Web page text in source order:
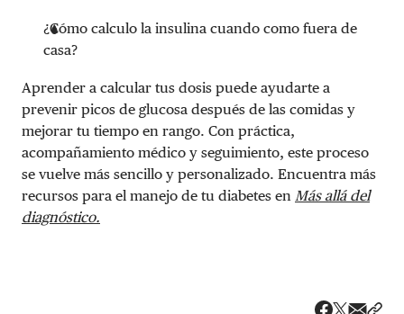
¿Cómo calculo la insulina cuando como fuera de
casa?
Aprender a calcular tus dosis puede ayudarte a
prevenir picos de glucosa después de las comidas y
mejorar tu tiempo en rango. Con práctica,
acompañamiento médico y seguimiento, este proceso
se vuelve más sencillo y personalizado. Encuentra más
recursos para el manejo de tu diabetes en Más allá del
diagnóstico.